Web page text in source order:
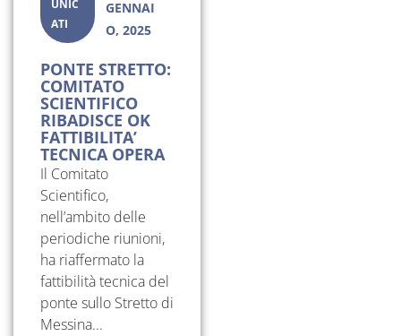
UNIC
ATI
GENNAI
O, 2025
PONTE STRETTO:
COMITATO
SCIENTIFICO
RIBADISCE OK
FATTIBILITA’
TECNICA OPERA
Il Comitato
Scientifico,
nell’ambito delle
periodiche riunioni,
ha riaffermato la
fattibilità tecnica del
ponte sullo Stretto di
Messina...